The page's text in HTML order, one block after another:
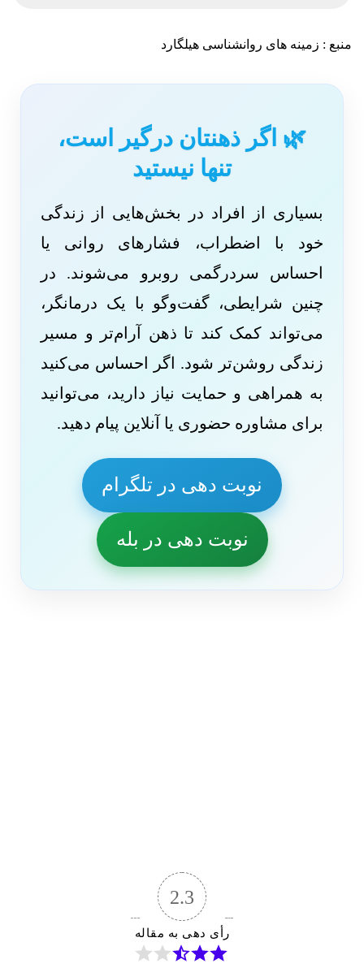
منبع : زمینه های روانشناسی هیلگارد
🌿 اگر ذهنتان درگیر است،
تنها نیستید
بسیاری از افراد در بخش‌هایی از زندگی
خود با اضطراب، فشارهای روانی یا
احساس سردرگمی روبرو می‌شوند. در
چنین شرایطی، گفت‌وگو با یک درمانگر،
می‌تواند کمک کند تا ذهن آرام‌تر و مسیر
زندگی روشن‌تر شود. اگر احساس می‌کنید
به همراهی و حمایت نیاز دارید، می‌توانید
برای مشاوره حضوری یا آنلاین پیام دهید.
نوبت دهی در تلگرام
نوبت دهی در بله
2.3
رأی دهی به مقاله